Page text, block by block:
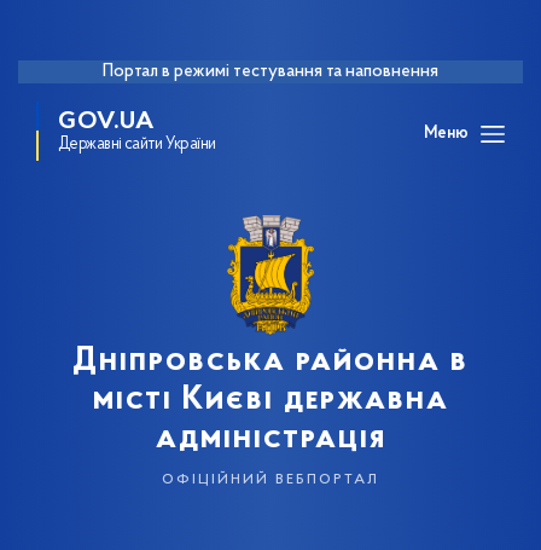
Портал в режимі тестування та наповнення
GOV.UA
Державні сайти України
Меню
Дніпровська районна в
місті Києві державна
адміністрація
офіційний вебпортал